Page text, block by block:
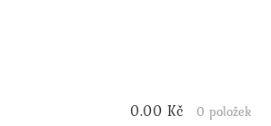
0.00Kč 0 položek